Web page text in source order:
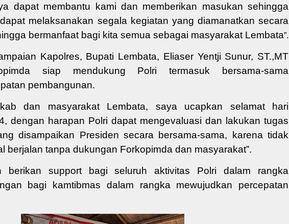
dapat membantu kami dan memberikan masukan sehingga
melaksanakan segala kegiatan yang diamanatkan secara
bermanfaat bagi kita semua sebagai masyarakat Lembata”.
Kapolres, Bupati Lembata, Eliaser Yentji Sunur, ST.,MT
siap mendukung Polri termasuk bersama-sama
pembangunan.
dan masyarakat Lembata, saya ucapkan selamat hari
dengan harapan Polri dapat mengevaluasi dan lakukan tugas
disampaikan Presiden secara bersama-sama, karena tidak
berjalan tanpa dukungan Forkopimda dan masyarakat”.
berikan support bagiseluruh aktivitas Polridalam rangka
bagi kamtibmas dalam rangka mewujudkan percepatan